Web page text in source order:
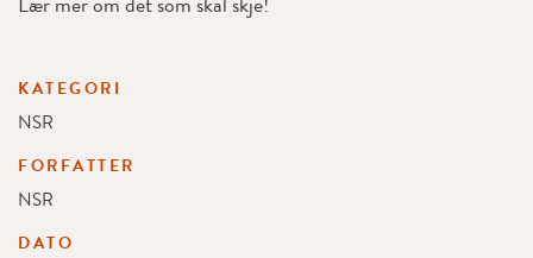
KATEGORI
NSR
FORFATTER
NSR
DATO